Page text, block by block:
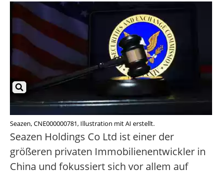
Seazen, CNE000000781, Illustration mit AI erstellt.
Seazen Holdings Co Ltd ist einer der
größeren privaten Immobilienentwickler in
China und fokussiert sich vor allem auf